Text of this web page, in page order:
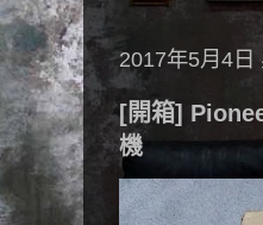
2017年5月4日
[開箱]
機